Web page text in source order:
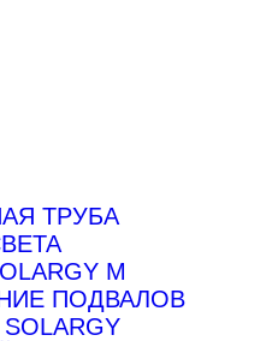
ТРУБА
М
ПОДВАЛОВ